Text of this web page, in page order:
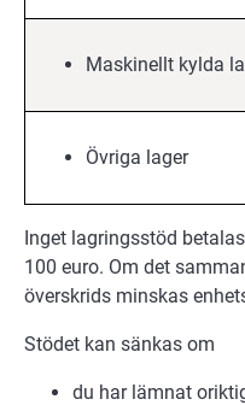
Maskinellt kylda
Övriga lager
Inget lagringsstöd
100 euro. Om det
överskrids minskas
Stödet kan sänkas om
du har lämnat